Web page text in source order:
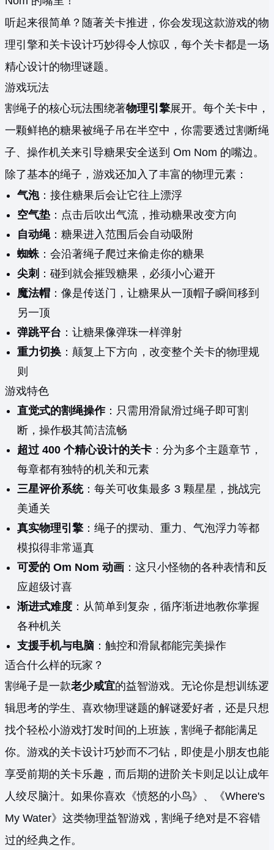
听起来很简单？随著关卡推进，你会发现这款游戏的物
理引擎和关卡设计巧妙得令人惊叹，每个关卡都是一场
精心设计的物理谜题。
游戏玩法
割绳子的核心玩法围绕著物理引擎展开。每个关卡中，
一颗鲜艳的糖果被绳子吊在半空中，你需要透过割断绳
子、操作机关来引导糖果安全送到 Om Nom 的嘴边。
除了基本的绳子，游戏还加入了丰富的物理元素：
气泡：接住糖果后会让它往上漂浮
空气垫 ：点击后吹出气流，推动糖果改变方向
自动绳：糖果进入范围后会自动吸附
蜘蛛：会沿著绳子爬过来偷走你的糖果
尖刺 ：碰到就会摧毁糖果，必须小心避开
魔法帽 ：像是传送门，让糖果从一顶帽子瞬间移到
另一顶
弹跳平台 ：让糖果像弹珠一样弹射
重力切换 ：颠复上下方向，改变整个关卡的物理规
则
游戏特色
直觉式的割绳操作：只需用滑鼠滑过绳子即可割
断，操作极其简洁流畅
超过 400 个精心设计的关卡 ：分为多个主题章节，
每章都有独特的机关和元素
三星评价系统：每关可收集最多 3 颗星星，挑战完
美通关
真实物理引擎：绳子的摆动、重力、气泡浮力等都
模拟得非常逼真
可爱的 Om Nom 动画 ：这只小怪物的各种表情和反
应超级讨喜
渐进式难度 ：从简单到复杂，循序渐进地教你掌握
各种机关
支援手机与电脑 ：触控和滑鼠都能完美操作
适合什么样的玩家？
割绳子是一款老少咸宜的益智游戏。无论你是想训练逻
辑思考的学生、喜欢物理谜题的解谜爱好者，还是只想
找个轻松小游戏打发时间的上班族，割绳子都能满足
你。游戏的关卡设计巧妙而不刁钻，即使是小朋友也能
享受前期的关卡乐趣，而后期的进阶关卡则足以让成年
人绞尽脑汁。如果你喜欢《愤怒的小鸟》、《Where's
My Water》这类物理益智游戏，割绳子绝对是不容错
过的经典之作。